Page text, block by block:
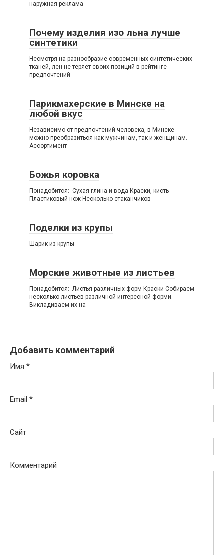
наружная реклама
Почему изделия изо льна лучше
синтетики
Несмотря на разнообразие современных синтетических
тканей, лен не теряет своих позиций в рейтинге
предпочтений
Парикмахерские в Минске на
любой вкус
Независимо от предпочтений человека, в Минске
можно преобразиться как мужчинам, так и женщинам.
Ассортимент
Божья коровка
Понадобится: Сухая глина и вода Краски, кисть
Пластиковый нож Несколько стаканчиков
Поделки из крупы
Шарик из крупы
Морские животные из листьев
Понадобится: Листья различных форм Краски Собираем
несколько листьев различной интересной форми.
Викладиваем их на
Добавить комментарий
Имя *
Email *
Сайт
Комментарий